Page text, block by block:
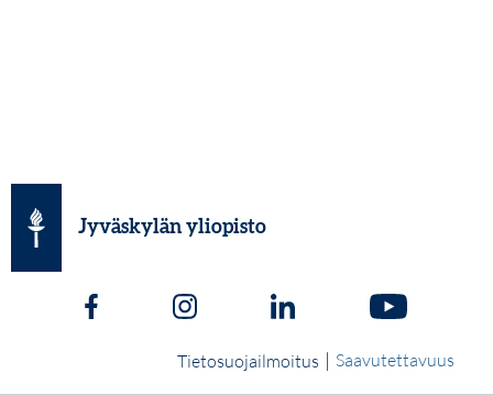
Jyväskylän yliopisto
Tietosuojailmoitus | Saavutettavuus